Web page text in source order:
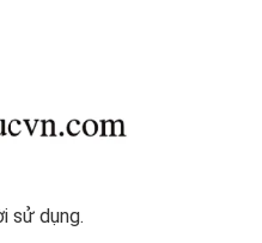
sử dụng.